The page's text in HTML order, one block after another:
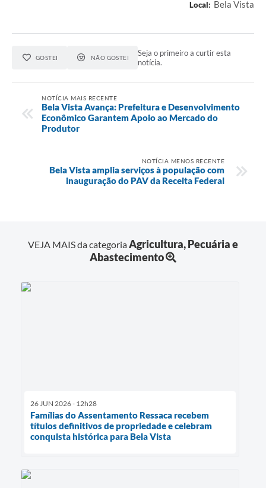
Local: Bela Vista
GOSTEI NÃO GOSTEI
Seja o primeiro a curtir esta
notícia.
NOTÍCIA MAIS RECENTE
Bela Vista Avança: Prefeitura e Desenvolvimento
Econômico Garantem Apoio ao Mercado do
Produtor
NOTÍCIA MENOS RECENTE
Bela Vista amplia serviços à população com
inauguração do PAV da Receita Federal
VEJA MAIS da categoriaAgricultura, Pecuária e
Abastecimento
26 JUN 2026 - 12h28
Famílias do Assentamento Ressaca recebem
títulos definitivos de propriedade e celebram
conquista histórica para Bela Vista